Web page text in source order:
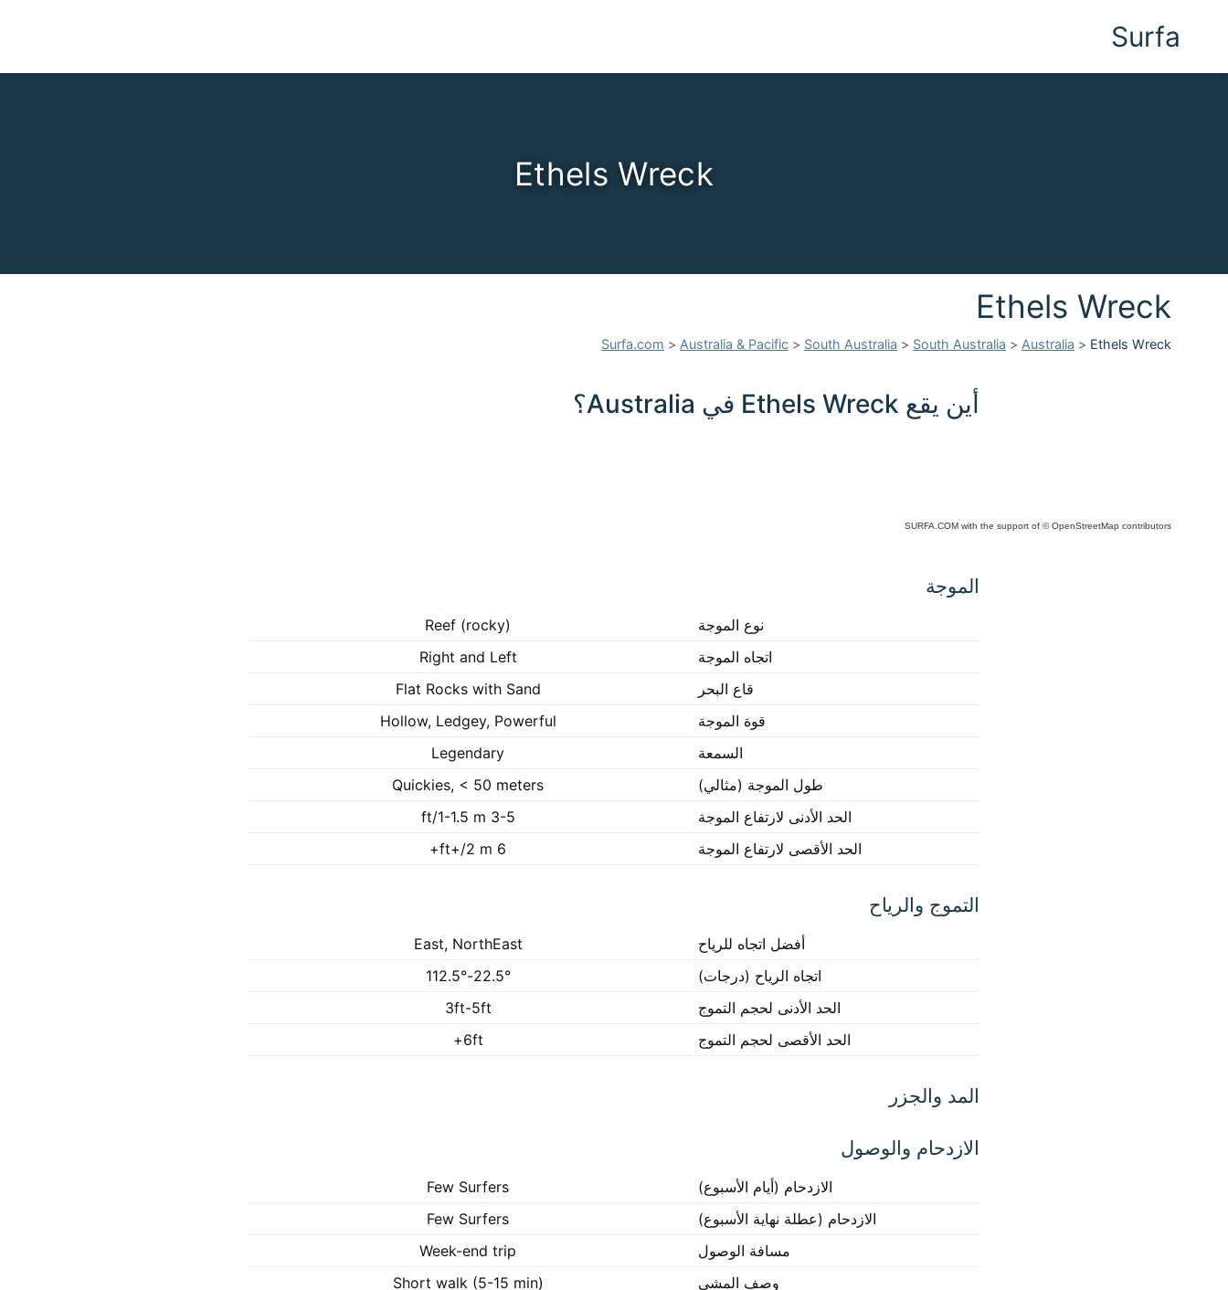
Surfa
Ethels Wreck
Ethels Wreck
Surfa.com > Australia & Pacific > South Australia > South Australia > Australia > Ethels Wreck
أين يقع Ethels Wreck في Australia؟
SURFA.COM with the support of © OpenStreetMap contributors
الموجة
نوع الموجة
Reef (rocky)
اتجاه الموجة
Right and Left
قاع البحر
Flat Rocks with Sand
قوة الموجة
Hollow, Ledgey, Powerful
السمعة
Legendary
طول الموجة (مثالي)
Quickies, < 50 meters
الحد الأدنى لارتفاع الموجة
3-5 ft/1-1.5 m
الحد الأقصى لارتفاع الموجة
6 ft+/2 m+
التموج والرياح
أفضل اتجاه للرياح
East, NorthEast
اتجاه الرياح (درجات)
22.5°-112.5°
الحد الأدنى لحجم التموج
3ft-5ft
الحد الأقصى لحجم التموج
6ft+
المد والجزر
الازدحام والوصول
الازدحام (أيام الأسبوع)
Few Surfers
الازدحام (عطلة نهاية الأسبوع)
Few Surfers
مسافة الوصول
Week-end trip
وصف المشي
Short walk (5-15 min)